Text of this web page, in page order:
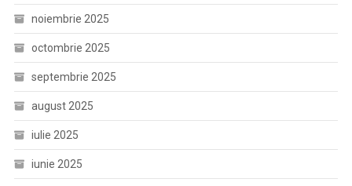
noiembrie 2025
octombrie 2025
septembrie 2025
august 2025
iulie 2025
iunie 2025